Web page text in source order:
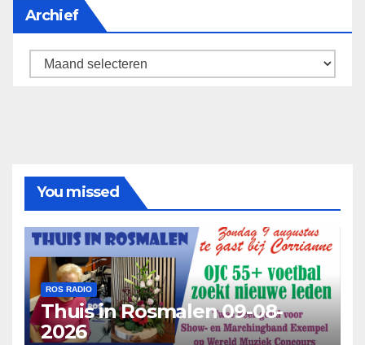
Archief
Archief
You missed
ROS RADIO
Thuis in Rosmalen 09-08-
2026